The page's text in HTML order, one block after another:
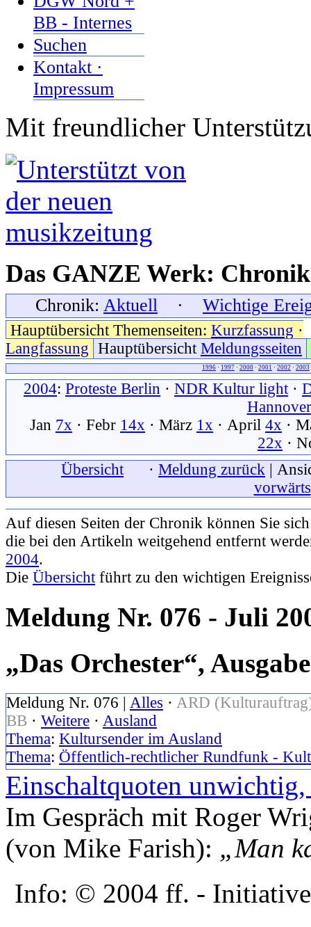
BB - Internes
Suchen
Kontakt ·
Impressum
Mit freundlicher
Das GANZE Werk:
Chronik: Aktuell · Wichtige
Hauptübersicht Themenseiten: Kurzfassung ·
Langfassung Hauptübersicht Meldungsseiten
1996 · 1997 · 2000 · 2001 · 2002 · 2003
2004: Proteste Berlin · NDR Kultur light ·
Hannover
Jan 7x · Febr 14x · März 1x · April 4x ·
22x ·
Übersicht · Meldung zurück |
vorwärts
Auf diesen Seiten der Chronik können Sie
die bei den Artikeln weitgehend entfernt
2004.
Die Übersicht führt zu den wichtigen
Meldung Nr. 076 - Juli
„Das Orchester“,
Meldung Nr. 076 | Alles · ARD
BB · Weitere · Ausland
Thema: Kultursender im Ausland
Thema: Öffentlich-rechtlicher Rundfunk -
Einschaltquoten
Im Gespräch mit Roger
(von Mike Farish): „Man
Info: © 2004 ff. -